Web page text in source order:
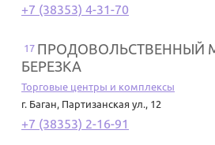
+7 (38353) 4-31-70
17 ПРОДОВОЛЬСТВЕННЫЙ
БЕРЕЗКА
Торговые центры и комплексы
г. Баган, Партизанская ул., 12
+7 (38353) 2-16-91